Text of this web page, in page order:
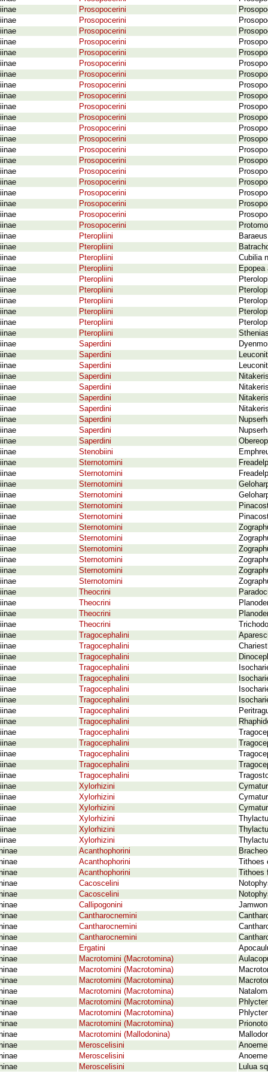
Prosopocerini
Prosopocerini
Prosopocerini
Prosopocerini
Prosopocerini
Prosopocerini
Prosopocerini
Prosopocerini
Prosopocerini
Prosopocerini
Prosopocerini
Prosopocerini
Prosopocerini
Prosopocerini
Prosopocerini
Prosopocerini
Prosopocerini
Prosopocerini
Prosopocerini
Prosopocerini
Prosopocerini
Pteropliini
Pteropliini
Pteropliini
Cubilia
Pteropliini
Pteropliini
Pteropliini
Pteropliini
Pteropliini
Pteropliini
Pteropliini
Saperdini
Saperdini
Saperdini
Saperdini
Saperdini
Saperdini
Saperdini
Saperdini
Saperdini
Saperdini
Stenobiini
Sternotomini
Sternotomini
Sternotomini
Sternotomini
Sternotomini
Sternotomini
Sternotomini
Sternotomini
Sternotomini
Sternotomini
Sternotomini
Sternotomini
Theocrini
Theocrini
Theocrini
Theocrini
Tragocephalini
Tragocephalini
Tragocephalini
Tragocephalini
Tragocephalini
Tragocephalini
Tragocephalini
Tragocephalini
Tragocephalini
Tragocephalini
Tragocephalini
Tragocephalini
Tragocephalini
Tragocephalini
Xylorhizini
Xylorhizini
Xylorhizini
Xylorhizini
Xylorhizini
Xylorhizini
Acanthophorini
Acanthophorini
Acanthophorini
Cacoscelini
Cacoscelini
Callipogonini
Cantharocnemini
Cantharocnemini
Cantharocnemini
Ergatini
Macrotomini (Macrotomina)
Macrotomini (Macrotomina)
Macrotomini (Macrotomina)
Macrotomini (Macrotomina)
Macrotomini (Macrotomina)
Macrotomini (Macrotomina)
Macrotomini (Macrotomina)
Macrotomini (Mallodonina)
Meroscelisini
Meroscelisini
Meroscelisini
Lulua